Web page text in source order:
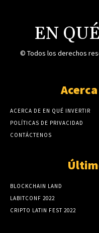
EN
© Todos los derechos
ACERCA DE EN QUÉ INVERTIR
POLÍTICAS DE PRIVACIDAD
CONTÁCTENOS
BLOCKCHAIN LAND
LABITCONF 2022
CRIPTO LATIN FEST 2022